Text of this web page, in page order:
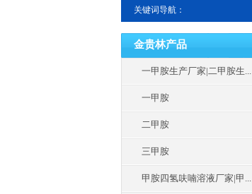
关键词导航：
金贵林产品
一甲胺生产厂家|二甲胺生...
一甲胺
二甲胺
三甲胺
甲胺四氢呋喃溶液厂家|甲...